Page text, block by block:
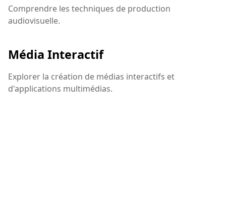
Comprendre les techniques de production
audiovisuelle.
Média Interactif
Explorer la création de médias interactifs et
d'applications multimédias.